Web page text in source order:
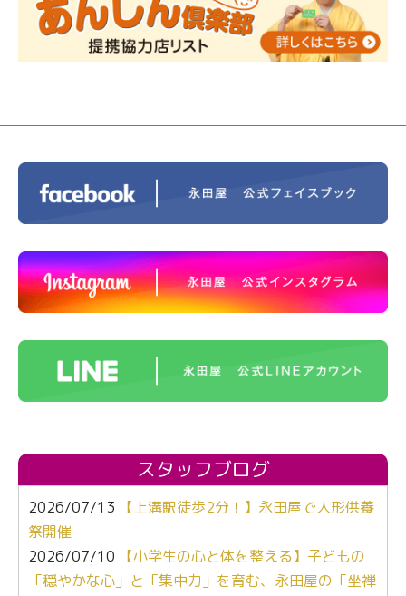
ス®上鶴間 エンディングノートを書いてみよう！
2023/11/29 永田屋創業110周年記念式典 レンブラ
ントホテル東京町田
スタッフブログ
2026/07/13
【上溝駅徒歩2分！】永田屋で人形供養
祭開催
2026/07/10
【小学生の心と体を整える】子どもの
「穏やかな心」と「集中力」を育む、永田屋の「坐禅